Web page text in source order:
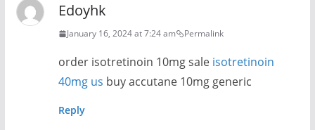
Edoyhk
January 16, 2024 at 7:24 am Permalink
order isotretinoin 10mg sale isotretinoin
40mg us buy accutane 10mg generic
Reply